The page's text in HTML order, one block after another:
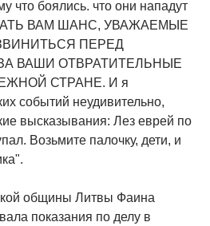
что боялись. что они нападут
ДАТЬ ВАМ ШАНС, УВАЖАЕМЫЕ
ПЕРЕД
ВАШИ ОТВРАТИТЕЛЬНЫЕ
СТРАНЕ. И я
событий неудивительно,
высказывания: Лез еврей по
Возьмите палочку, дети, и
общины Литвы Фаина
показания по делу в